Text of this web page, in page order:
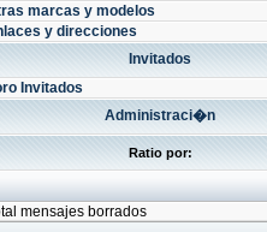
marcas y modelos
y direcciones
Invitados
Invitados
Administraci�n
Ratio por:
mensajes borrados